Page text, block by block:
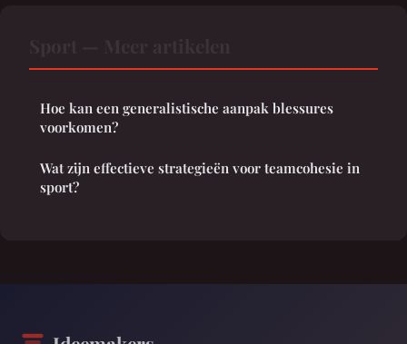
Hoe kan een generalistische aanpak blessures
voorkomen?
Wat zijn effectieve strategieën voor teamcohesie in
sport?